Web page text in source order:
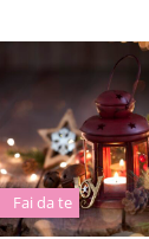
Fai da te